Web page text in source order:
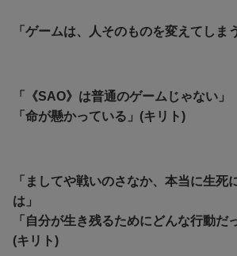
「ゲームは、人そのものを変えてしま
「《SAO》は普通のゲームじゃない」
「命が懸かっている」(キリト)
「ましてや戦いのさなか、本当に生死
は」
「自分が生き残るためにどんな行動だ
(キリト)